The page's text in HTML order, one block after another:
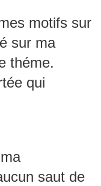
motifs sur
sur ma
théme.
qui
saut de